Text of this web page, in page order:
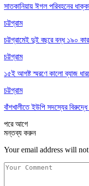
সাতকানিয়ায় ঈগল পরিবহনের
চট্টগ্রাম
চট্টগ্রামেই দুই বছরে বন্ধ ১৯০
চট্টগ্রাম
১৫ই আগষ্ট স্মরণে কালো ব্যাজ
চট্টগ্রাম
বাঁশখালীতে ইউপি সদস্যের
পরেআগে
মন্তব্য করুন
Your email address will